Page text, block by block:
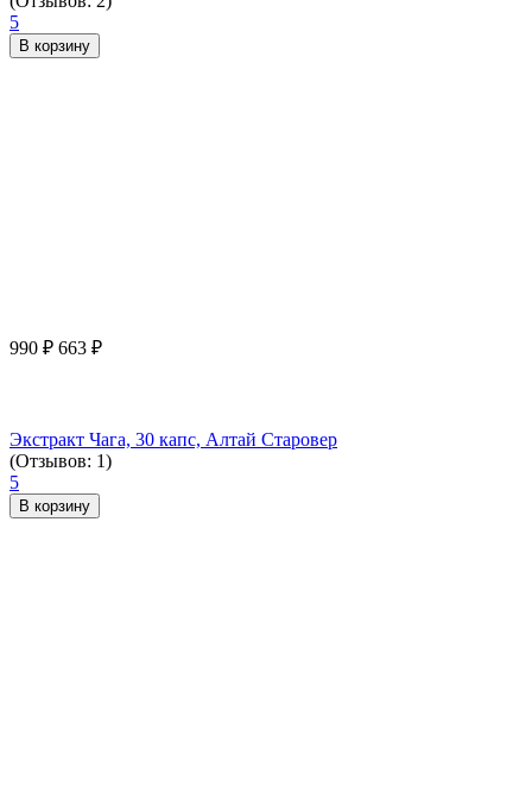
5
В корзину
990 ₽ 663 ₽
Экстракт Чага, 30 капс, Алтай Старовер
(Отзывов: 1)
5
В корзину